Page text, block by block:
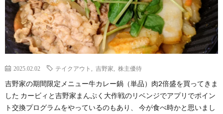
2025.02.02 テイクアウト 吉野家 株主優待
吉野家の期間限定メニュー牛カレー鍋（単品）肉2倍盛を買ってきま
した カービィと吉野家まんぷく大作戦のリベンジでアプリでポイン
ト交換プログラムをやっているのもあり、 今が食べ時かと思いまし